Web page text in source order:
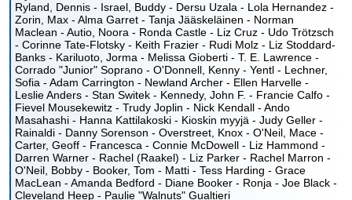
Ryland, Dennis - Israel, Buddy - Dersu Uzala - Lola Hernandez -
Zorin, Max - Alma Garret - Tanja Jääskeläinen - Norman
Maclean - Autio, Noora - Ronda Castle - Liz Cruz - Udo Trötzsch
- Corinne Tate-Flotsky - Keith Frazier - Rudi Molz - Liz Stoddard-
Banks - Kariluoto, Jorma - Melissa Gioberti - T. E. Lawrence -
Corrado "Junior" Soprano - O'Donnell, Kenny - Yentl - Lechner,
Sofia - Adam Carrington - Newland Archer - Ellen Harvelle -
Leslie Anders - Stan Switek - Kennedy, John F. - Francie Calfo -
Fievel Mousekewitz - Trudy Joplin - Nick Kendall - Ando
Masahashi - Hanna Kattilakoski - Kioskin myyjä - Judy Geller -
Rainaldi - Danny Sorenson - Overstreet, Knox - O'Neil, Mace -
Carter, Geoff - Francesca - Connie McDowell - Liz Hammond -
Darren Warner - Rachel (Raakel) - Liz Parker - Rachel Marron -
O'Neil, Bobby - Booker, Tom - Matti - Tess Harding - Grace
MacLean - Amanda Bedford - Diane Booker - Ronja - Joe Black -
Cleveland Heep - Paulie "Walnuts" Gualtieri